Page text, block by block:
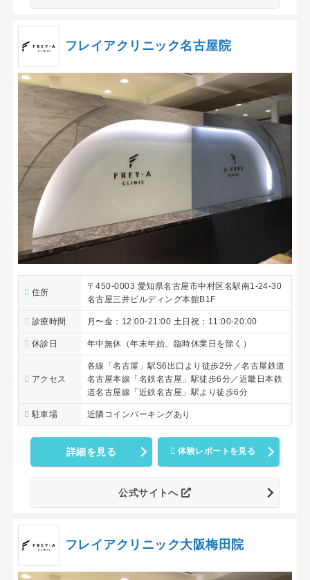
フレイアクリニック名古屋院
住所
〒450-0003 愛知県名古屋市中村区名駅南1-24-30
名古屋三井ビルディング本館B1F
診療時間 月〜金：12:00-21:00 土日祝：11:00-20:00
休診日 年中無休（年末年始、臨時休業日を除く）
アクセス
各線「名古屋」駅S6出口より徒歩2分／名古屋鉄道
名古屋本線「名鉄名古屋」駅徒歩6分／近畿日本鉄
道名古屋線「近鉄名古屋」駅より徒歩6分
駐車場 近隣コインパーキングあり
詳細を見る 体験レポートを見る
公式サイトへ
フレイアクリニック大阪梅田院